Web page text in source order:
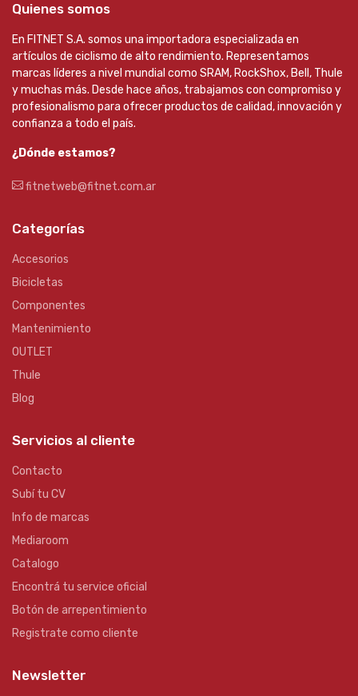
Quienes somos
En FITNET S.A. somos una importadora especializada en
artículos de ciclismo de alto rendimiento. Representamos
marcas líderes a nivel mundial como SRAM, RockShox, Bell, Thule
y muchas más. Desde hace años, trabajamos con compromiso y
profesionalismo para ofrecer productos de calidad, innovación y
confianza a todo el país.
¿Dónde estamos?
fitnetweb@fitnet.com.ar
Categorías
Accesorios
Bicicletas
Componentes
Mantenimiento
OUTLET
Thule
Blog
Servicios al cliente
Contacto
Subí tu CV
Info de marcas
Mediaroom
Catalogo
Encontrá tu service oficial
Botón de arrepentimiento
Registrate como cliente
Newsletter